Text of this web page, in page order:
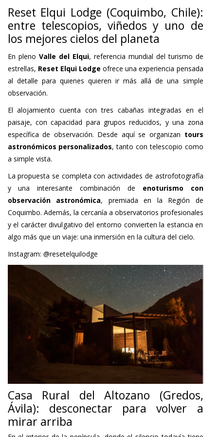
Reset Elqui Lodge (Coquimbo, Chile):
entre telescopios, viñedos y uno de
los mejores cielos del planeta
En pleno Valle del Elqui, referencia mundial del turismo de
estrellas, Reset Elqui Lodge ofrece una experiencia pensada
al detalle para quienes quieren ir más allá de una simple
observación.
El alojamiento cuenta con tres cabañas integradas en el
paisaje, con capacidad para grupos reducidos, y una zona
específica de observación. Desde aquí se organizan tours
astronómicos personalizados, tanto con telescopio como
a simple vista.
La propuesta se completa con actividades de astrofotografía
y una interesante combinación de enoturismo con
observación astronómica, premiada en la Región de
Coquimbo. Además, la cercanía a observatorios profesionales
y el carácter divulgativo del entorno convierten la estancia en
algo más que un viaje: una inmersión en la cultura del cielo.
Instagram: @resetelquilodge
Casa Rural del Altozano (Gredos,
Ávila): desconectar para volver a
mirar arriba